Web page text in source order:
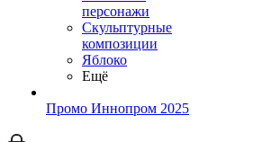
персонажи
Скульптурные
композиции
Яблоко
Ещё
Промо Иннопром 2025